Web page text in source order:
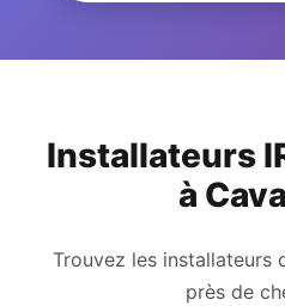
Installateurs
à
Trouvez les installateurs
près de